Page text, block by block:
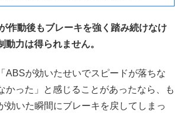
作動後もブレーキを強く踏み続けなけ
動力は得られません。
ABSが効いたせいでスピードが落ちな
かった」と感じることがあったなら、も
効いた瞬間にブレーキを戻してしまっ